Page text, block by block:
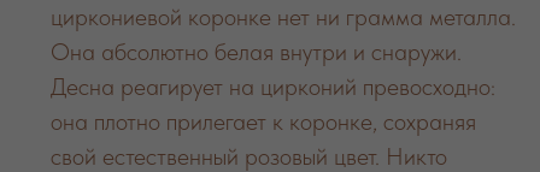
циркониевой коронке нет ни грамма металла.
Она абсолютно белая внутри и снаружи.
Десна реагирует на цирконий превосходно:
она плотно прилегает к коронке, сохраняя
свой естественный розовый цвет. Никто